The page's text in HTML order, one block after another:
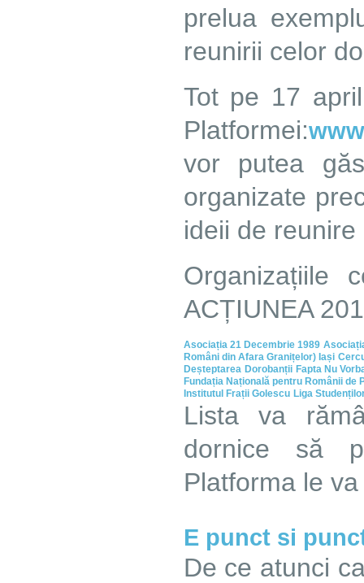
prelua
reunirii celor
Tot pe 17
Platformei:
vor putea
organizate
ideii de
Organizațiile
ACȚIUNEA
Asociația 21 Decembrie 1989
Români din Afara Granițelor) Iași
Deșteptarea Dorobanții Fapta Nu
Fundația Națională pentru Românii de
Institutul Frații Golescu Liga
Lista va
dornice să
Platforma le
E punct si
De ce atunci